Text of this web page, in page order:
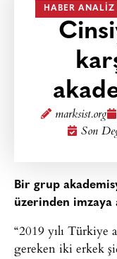
HABER ANALIZ
marksist.org
Son
Bir grup
üzerinden imzaya
“2019 yılı Türkiye
gereken iki erkek